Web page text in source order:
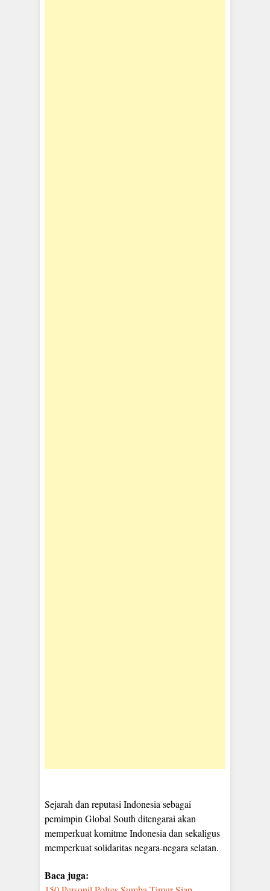
Sejarah dan reputasi Indonesia sebagai
pemimpin Global South ditengarai akan
memperkuat komitme Indonesia dan sekaligus
memperkuat solidaritas negara-negara selatan.
Baca juga: